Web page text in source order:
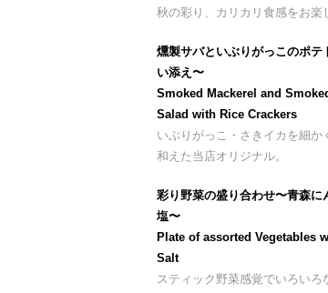
秋の彩り、カリカリ食感をお楽
燻製サバといぶりがっこのポテ
い添え〜
Smoked Mackerel and
Salad with Rice Crackers
いぶりがっこ・さきイカを細か
和えた当店オリジナル。
彩り野菜の盛り合わせ〜青森に
塩〜
Plate of assorted Vegetables
Salt
スティック野菜感覚でいろいろ